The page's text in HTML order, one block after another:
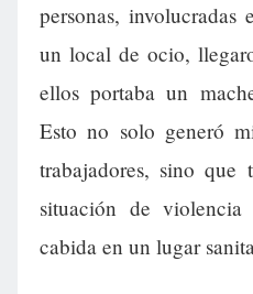
personas,
un local de ocio,
ellos portaba un
Esto no solo generó
trabajadores, sino que
situación de
cabida en un lugar